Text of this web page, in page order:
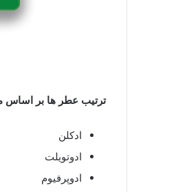
ترتیب عطر ها بر اساس
ادکلن
ادوتویلت
ادوپرفیوم